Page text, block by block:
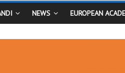
NEWS EUROPEAN